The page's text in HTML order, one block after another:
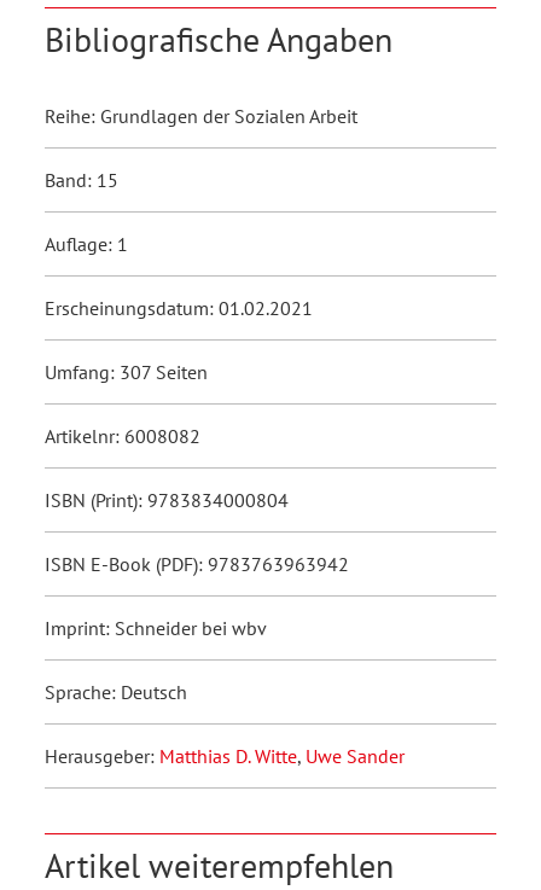
Bibliografische Angaben
Reihe: Grundlagen der Sozialen Arbeit
Band: 15
Auflage: 1
Erscheinungsdatum: 01.02.2021
Umfang: 307 Seiten
Artikelnr: 6008082
ISBN (Print): 9783834000804
ISBN E-Book (PDF): 9783763963942
Imprint: Schneider bei wbv
Sprache: Deutsch
Herausgeber: Matthias D. Witte, Uwe Sander
Artikel weiterempfehlen